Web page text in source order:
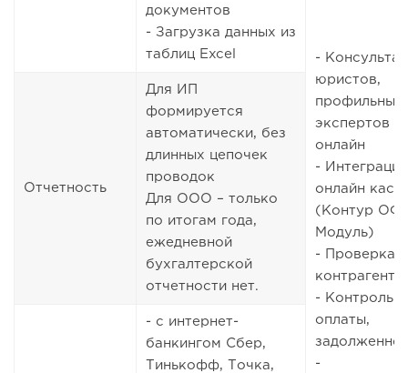
документов
- Загрузка данных из
таблиц Excel
-
юристов,
профильных
экспертов
онлайн
-
онлайн
(Контур
Модуль)
- Проверка
- Контроль
оплаты,
-
Отчетность
Для ИП
формируется
автоматически, без
длинных цепочек
проводок
Для ООО – только
по итогам года,
ежедневной
бухгалтерской
отчетности нет.
- с интернет-
банкингом Сбер,
Тинькофф, Точка,